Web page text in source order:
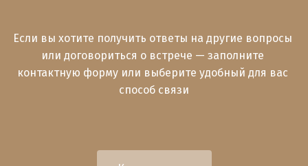
Если вы хотите получить ответы на другие вопросы
или договориться о встрече — заполните
контактную форму или выберите удобный для вас
способ связи